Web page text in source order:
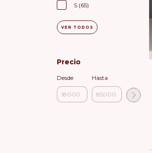
S (65)
VER TODOS
Precio
Desde Hasta